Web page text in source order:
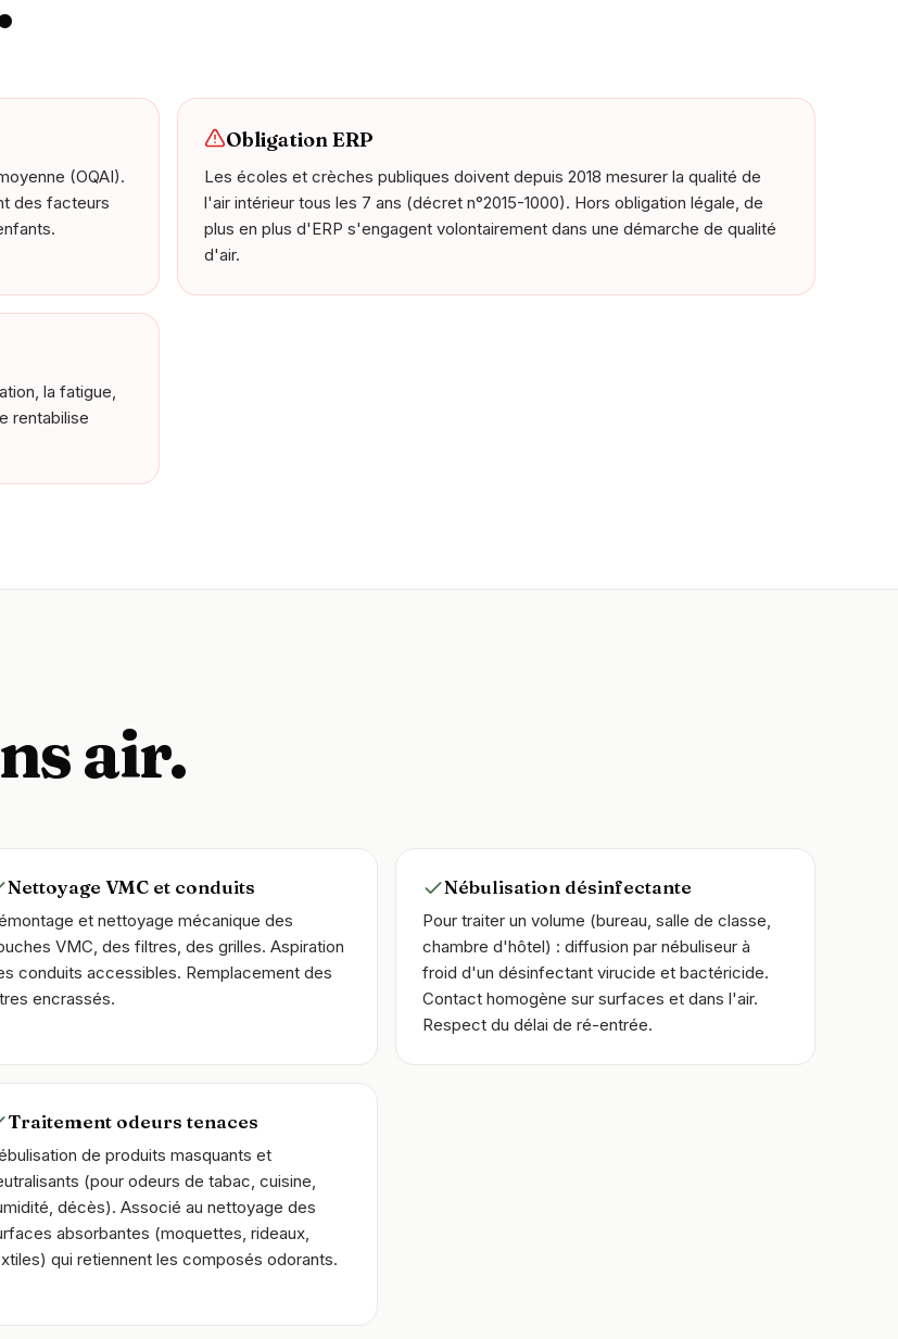
(OQAI).
des facteurs
Obligation ERP
Les écoles et crèches publiques doivent depuis 2018 mesurer la qualité de
l'air intérieur tous les 7 ans (décret n°2015-1000). Hors obligation légale, de
plus en plus d'ERP s'engagent volontairement dans une démarche de qualité
d'air.
la fatigue,
rentabilise
air.
Nettoyage VMC et conduits
et nettoyage mécanique des
VMC, des filtres, des grilles. Aspiration
conduits accessibles. Remplacement des
encrassés.
Nébulisation désinfectante
Pour traiter un volume (bureau, salle de classe,
chambre d'hôtel) : diffusion par nébuliseur à
froid d'un désinfectant virucide et bactéricide.
Contact homogène sur surfaces et dans l'air.
Respect du délai de ré-entrée.
Traitement odeurs tenaces
de produits masquants et
(pour odeurs de tabac, cuisine,
décès). Associé au nettoyage des
absorbantes (moquettes, rideaux,
qui retiennent les composés odorants.